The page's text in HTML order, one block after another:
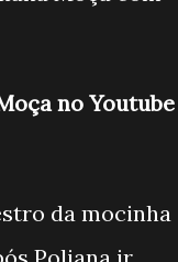
no Youtube
da mocinha